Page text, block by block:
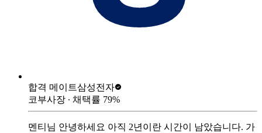
합격 메이트삼성전자
코부사장 ∙ 채택률 79%
멘티님 안녕하세요 아직 2년이란 시간이 남았습니다. 가